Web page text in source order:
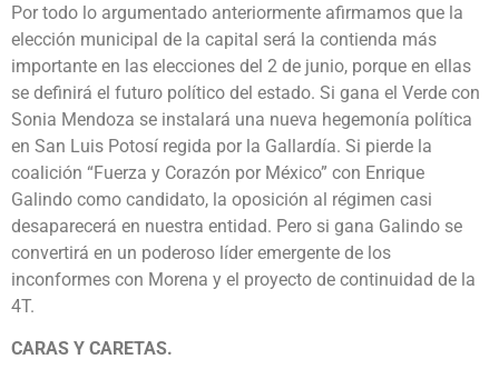
Por todo lo argumentado anteriormente afirmamos que la
elección municipal de la capital será la contienda más
importante en las elecciones del 2 de junio, porque en ellas
se definirá el futuro político del estado. Si gana el Verde con
Sonia Mendoza se instalará una nueva hegemonía política
en San Luis Potosí regida por la Gallardía. Si pierde la
coalición “Fuerza y Corazón por México” con Enrique
Galindo como candidato, la oposición al régimen casi
desaparecerá en nuestra entidad. Pero si gana Galindo se
convertirá en un poderoso líder emergente de los
inconformes con Morena y el proyecto de continuidad de la
4T.
CARAS Y CARETAS.